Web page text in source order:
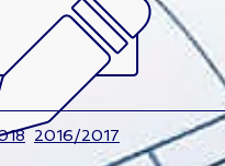
2016/2017